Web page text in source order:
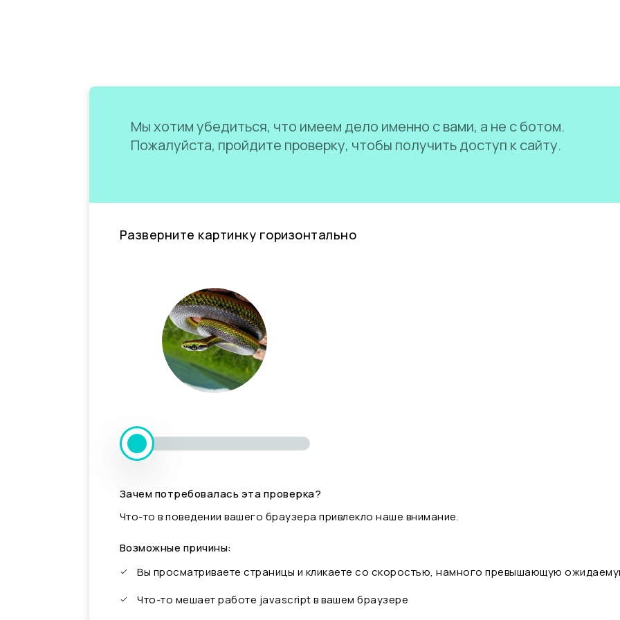
Мы хотим убедиться, что имеем дело именно с вами, а не с ботом.
Пожалуйста, пройдите проверку, чтобы получить доступ к сайту.
Разверните картинку горизонтально
Зачем потребовалась эта проверка?
Что-то в поведении вашего браузера привлекло наше внимание.
Возможные причины:
Вы просматриваете страницы и кликаете со скоростью, намного превышающую
Что-то мешает работе javascript в вашем браузере